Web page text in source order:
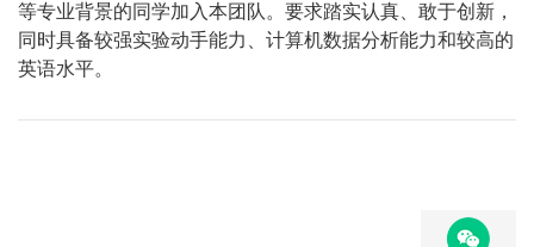
等专业背景的同学加入本团队。要求踏实认真、敢于创新，
同时具备较强实验动手能力、计算机数据分析能力和较高的
英语水平。